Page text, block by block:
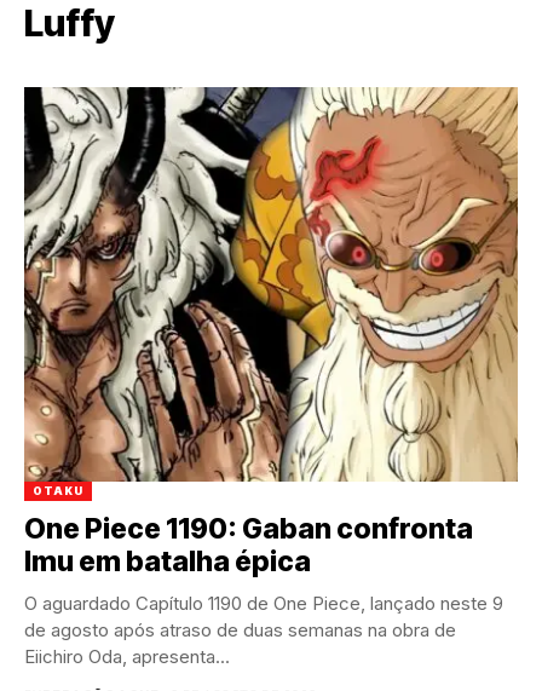
Luffy
OTAKU
One Piece 1190: Gaban confronta
Imu em batalha épica
O aguardado Capítulo 1190 de One Piece, lançado neste 9
de agosto após atraso de duas semanas na obra de
Eiichiro Oda, apresenta...